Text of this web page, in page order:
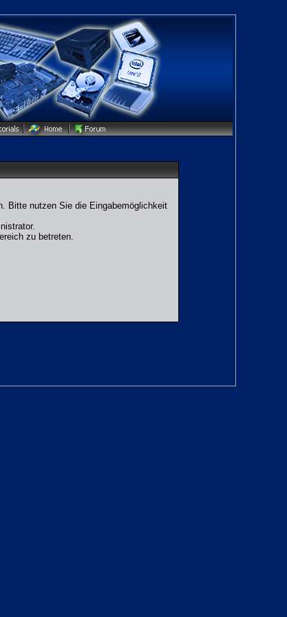
Bitte nutzen Sie die Eingabemöglichkeit
zu betreten.